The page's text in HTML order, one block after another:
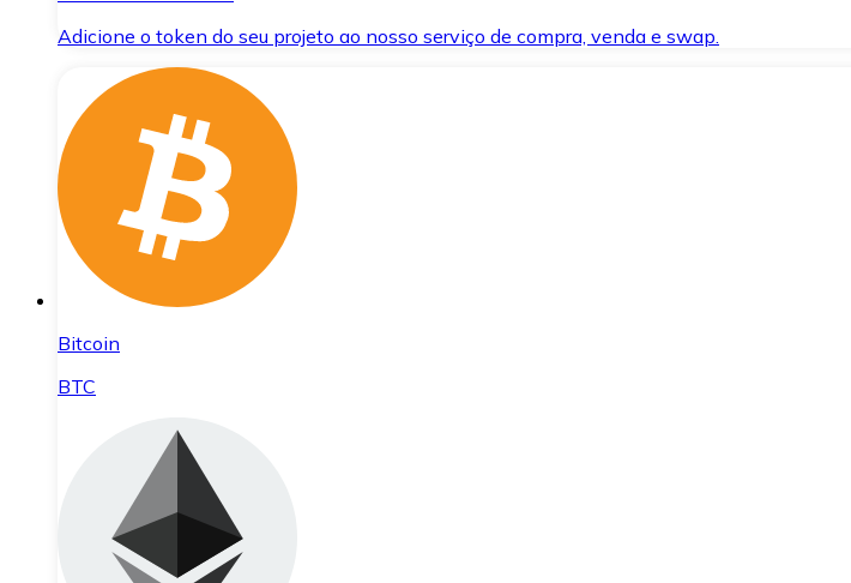
Adicione o token do seu projeto ao nosso serviço de compra, venda e swap.
Bitcoin
BTC